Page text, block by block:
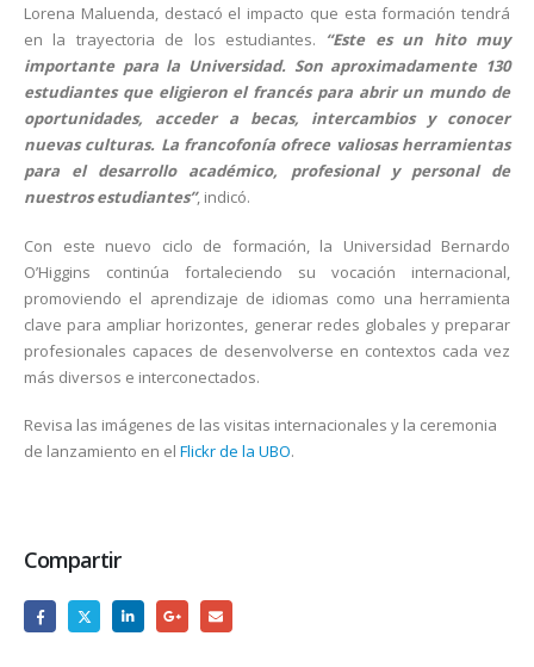
Lorena Maluenda, destacó el impacto que esta formación tendrá
en la trayectoria de los estudiantes. “Este es un hito muy
importante para la Universidad. Son aproximadamente 130
estudiantes que eligieron el francés para abrir un mundo de
oportunidades, acceder a becas, intercambios y conocer
nuevas culturas. La francofonía ofrece valiosas herramientas
para el desarrollo académico, profesional y personal de
nuestros estudiantes”, indicó.
Con este nuevo ciclo de formación, la Universidad Bernardo
O’Higgins continúa fortaleciendo su vocación internacional,
promoviendo el aprendizaje de idiomas como una herramienta
clave para ampliar horizontes, generar redes globales y preparar
profesionales capaces de desenvolverse en contextos cada vez
más diversos e interconectados.
Revisa las imágenes de las visitas internacionales y la ceremonia
de lanzamiento en el Flickr de la UBO.
Compartir